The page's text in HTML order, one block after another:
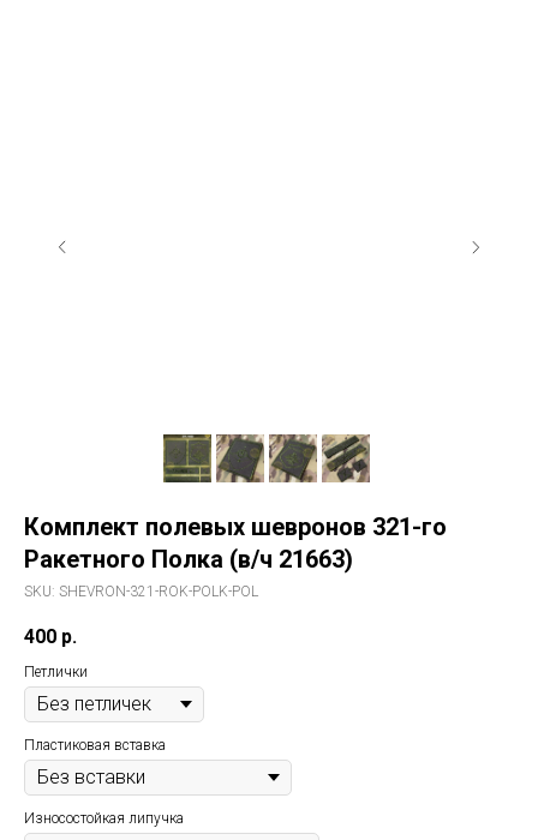
Комплект полевых шевронов 321-го
Ракетного Полка (в/ч 21663)
SKU: SHEVRON-321-ROK-POLK-POL
400 р.
Петлички
Пластиковая вставка
Износостойкая липучка